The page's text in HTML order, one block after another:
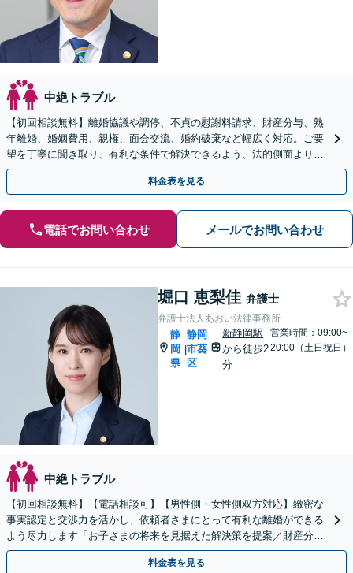
中絶トラブル
【初回相談無料】離婚協議や調停、不貞の慰謝料請求、財産分与、熟
年離婚、婚姻費用、親権、面会交流、婚約破棄など幅広く対応。ご要
望を丁寧に聞き取り、有利な条件で解決できるよう、法的側面よりお
力添えいたします【完全個室で対応】
料金表を見る
電話でお問い合わせ メールでお問い合わせ
堀口 恵梨佳 弁護士
弁護士法人あおい法律事務所
静
岡
県
|
静岡
市葵
区
新静岡駅
から徒歩2
分
営業時間：09:00~
20:00（土日祝日）
中絶トラブル
【初回相談無料】【電話相談可】【男性側・女性側双方対応】緻密な
事実認定と交渉力を活かし、依頼者さまにとって有利な離婚ができる
よう尽力します「お子さまの将来を見据えた解決策を提案／財産分
与・養育費・親権」【子連れ相談可】【休日・夜間相談可】
料金表を見る